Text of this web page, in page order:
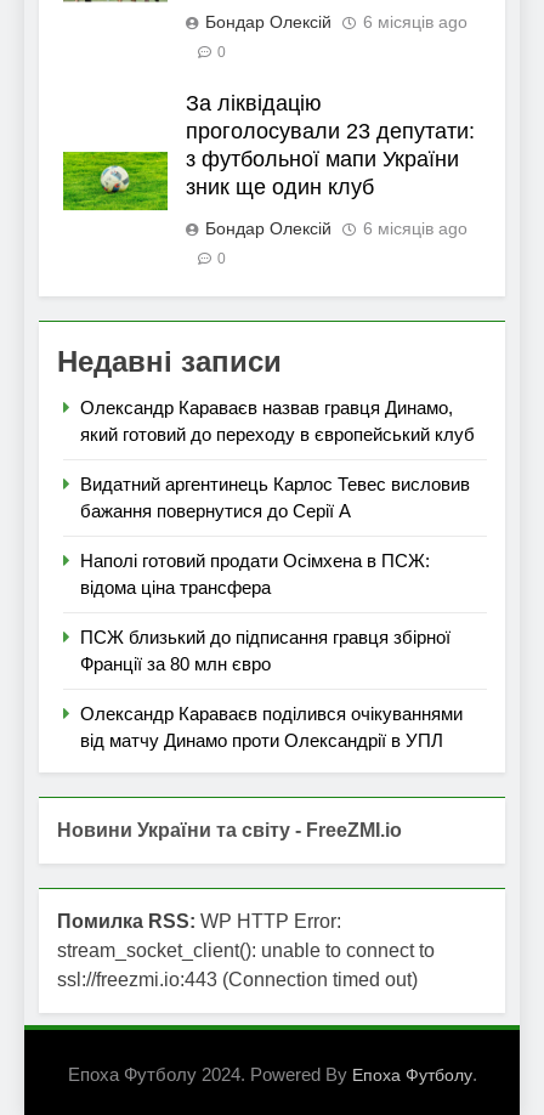
Бондар Олексій 6 місяців ago
0
За ліквідацію
проголосували 23 депутати:
з футбольної мапи України
зник ще один клуб
Бондар Олексій 6 місяців ago
0
Недавні записи
Олександр Караваєв назвав гравця Динамо,
який готовий до переходу в європейський клуб
Видатний аргентинець Карлос Тевес висловив
бажання повернутися до Серії А
Наполі готовий продати Осімхена в ПСЖ:
відома ціна трансфера
ПСЖ близький до підписання гравця збірної
Франції за 80 млн євро
Олександр Караваєв поділився очікуваннями
від матчу Динамо проти Олександрії в УПЛ
Новини України та світу - FreeZMI.io
Помилка RSS: WP HTTP Error:
stream_socket_client(): unable to connect to
ssl://freezmi.io:443 (Connection timed out)
Епоха Футболу 2024. Powered By Епоха Футболу.